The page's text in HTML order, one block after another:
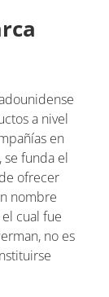
a nivel
en
se funda el
ofrecer
nombre
cual fue
no es